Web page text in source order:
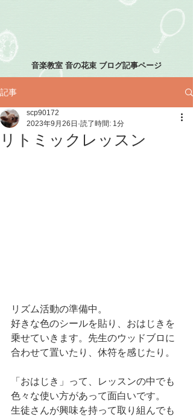
音楽教室 音の花束 ブログ記事ページ
記事
リトミックレッスン
scp90172
2023年9月26日 読了時間: 1分
リズム活動の準備中。
好きな色のシールを貼り、おはじきを
乗せていきます。先生のウッドブロに
合わせて置いたり、休符を感じたり。
「おはじき」って、レッスンの中でも
色々な使い方があって面白いです。
生徒さんが興味を持って取り組んでも